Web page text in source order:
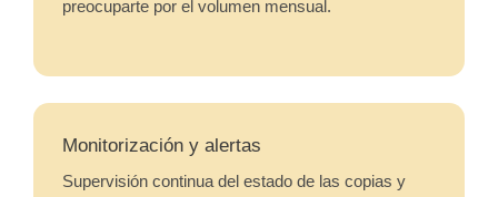
preocuparte por el volumen mensual.
Monitorización y alertas
Supervisión continua del estado de las copias y